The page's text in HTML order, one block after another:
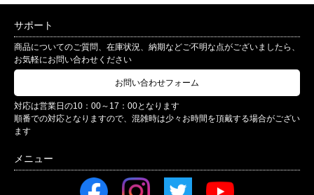
サポート
商品についてのご質問、在庫状況、納期などご不明な点がございましたら、
お気軽にお問い合わせください
お問い合わせフォーム
対応は営業日の10：00～17：00となります
順番での対応となりますので、混雑時は少々お時間を頂戴する場合がござい
ます